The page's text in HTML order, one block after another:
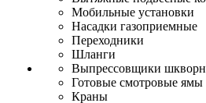
Мобильные установки
Насадки газоприемные
Переходники
Шланги
Выпрессовщики
Готовые смотровые ямы
Краны